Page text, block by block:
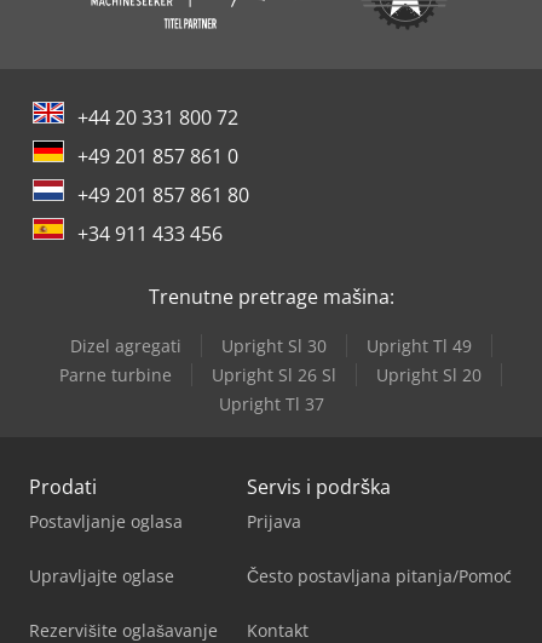
+44 20 331 800 72
+49 201 857 861 0
+49 201 857 861 80
+34 911 433 456
Trenutne pretrage mašina:
Dizel agregati Upright Sl 30
Upright Tl 49
Parne turbine
Upright Sl 26 Sl
Upright Sl 20
Upright Tl 37
Prodati
Postavljanje oglasa
Upravljajte oglase
Rezervišite oglašavanje
Servis i podrška
Prijava
Često postavljana pitanja/Pomoć
Kontakt